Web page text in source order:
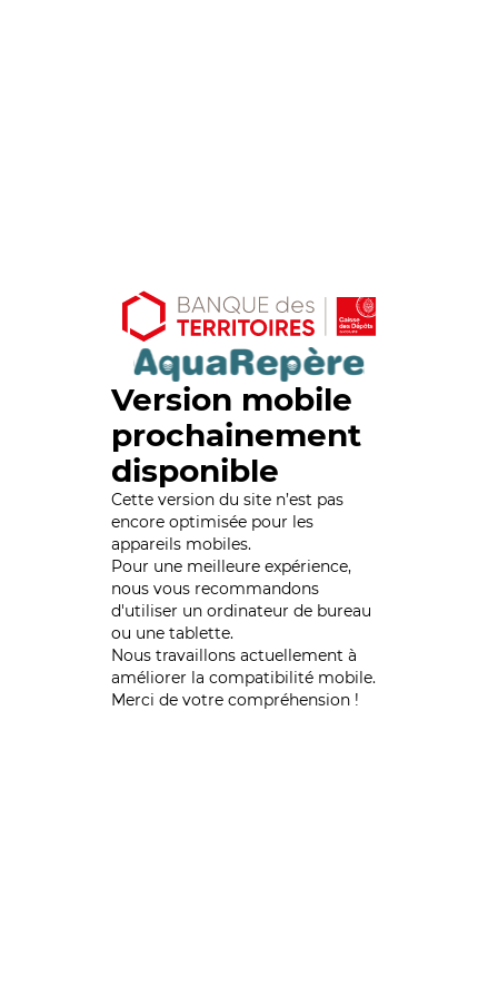
Version mobile
prochainement
disponible
Cette version du site n’est pas
encore optimisée pour les
appareils mobiles.
Pour une meilleure expérience,
nous vous recommandons
d'utiliser un ordinateur de bureau
ou une tablette.
Nous travaillons actuellement à
améliorer la compatibilité mobile.
Merci de votre compréhension !